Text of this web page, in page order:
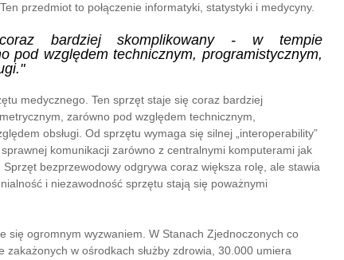
przedmiot to połączenie informatyki, statystyki i medycyny.
bardziej skomplikowany- w tempie
pod względem technicznym, programistycznym,
medycznego. Ten sprzęt staje się coraz bardziej
zarówno pod względem technicznym,
obsługi. Od sprzętu wymaga się silnej „interoperability”
komunikacji zarówno z centralnymi komputerami jak
Sprzęt bezprzewodowy odgrywa coraz większa rolę, ale stawia
i niezawodność sprzętu stają się poważnymi
się ogromnym wyzwaniem. W Stanach Zjednoczonych co
zakażonych w ośrodkach służby zdrowia, 30.000 umiera